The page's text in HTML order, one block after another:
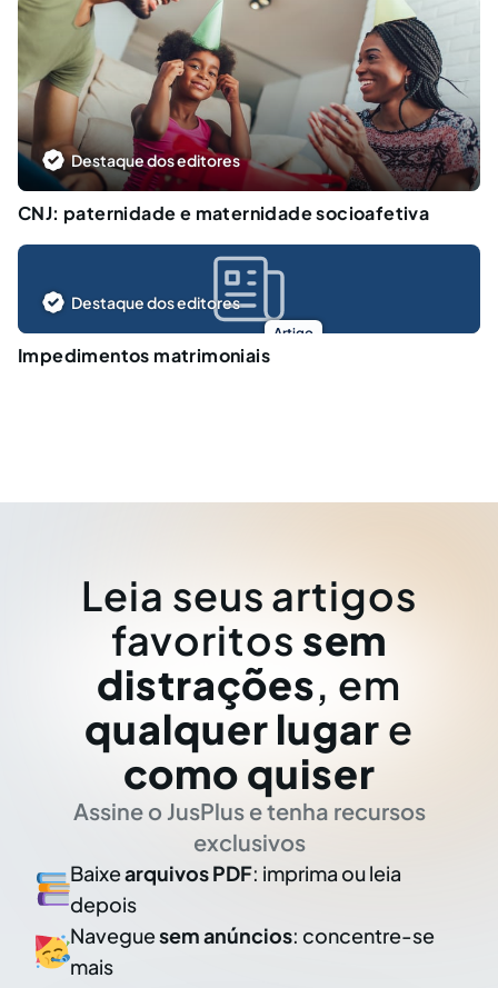
Destaque dos editores
CNJ: paternidade e maternidade socioafetiva
Artigo
Destaque dos editores
Impedimentos matrimoniais
Leia seus artigos
favoritos sem
distrações, em
qualquer lugar e
como quiser
Assine o JusPlus e tenha recursos
exclusivos
Baixearquivos PDF: imprima ou leia
depois
Naveguesem anúncios: concentre-se
mais